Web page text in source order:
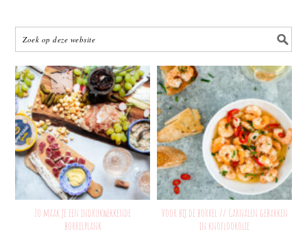
Zo maak je een indrukwekkende
borrelplank
Voor bij de borrel // Garnalen gebakken
in knoflookolie